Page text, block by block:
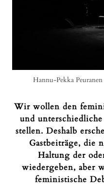
Hannu-Pekka
Wir wollen den
und
stellen. Deshalb
Gastbeiträge, die
Haltung der
wiedergeben, aber
feministische